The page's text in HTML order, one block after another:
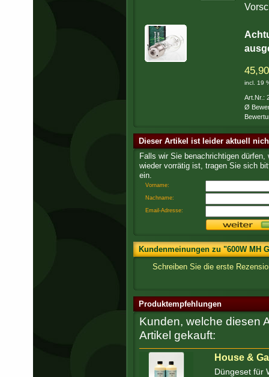
incl. 19
Art.Nr.:
Ø
Dieser Artikel ist leider aktuell
Falls wir Sie benachrichtigen dürfen,
wieder vorrätig ist, tragen Sie sich
ein.
Vorname:
Nachname:
Email-Adresse:
Kundenmeinungen zu "600W MH
Schreiben Sie die erste
Produktempfehlungen
Kunden, welche diesen
Artikel gekauft:
House &
Düngeset für